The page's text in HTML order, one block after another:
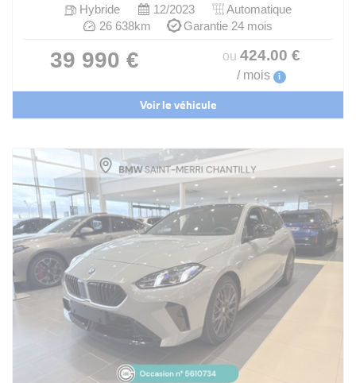
Hybride 12/2023
Automatique
26 638km
Garantie 24 mois
39 990 € ou 424.00 €
/ mois i
Voir le véhicule